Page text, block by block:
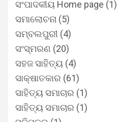
ସଂପାଦକୀୟ Home page (1)
ସମାଲୋଚନା (5)
ସମ୍ବଲପୁରୀ (4)
ସଂସ୍ମରଣ (20)
ସହଜ ସାହିତ୍ୟ (4)
ସାକ୍ଷାତକାର (61)
ସାହିତ୍ୟ ସମାଚାର (1)
ସାହିତ୍ୟ ସମାଚାର (1)